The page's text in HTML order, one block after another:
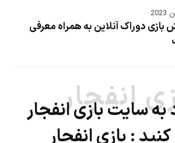
بازی دوراک آنلاین به همراه معرفی
انفجار
به سایت بازی انفجار
: بازی انفجار